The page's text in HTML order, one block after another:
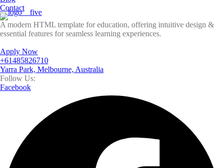
Contact
A modern HTML template for education, offering intuitive design &
essential features for seamless learning experiences.
Apply Now
+61485826710
Yarra Park, Melbourne, Australia
Follow Us:
Facebook